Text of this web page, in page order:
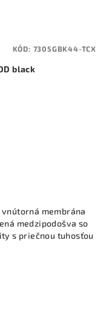
TCX topánky DARTWOOD black
membrána
medzipodošva so
s priečnou tuhosťou
KÓD: 7305GBK44-TCX